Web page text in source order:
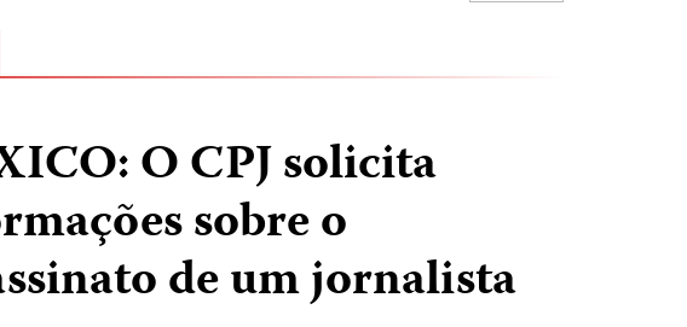
O CPJ solicita
sobre o
de um jornalista